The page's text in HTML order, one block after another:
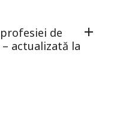
de
actualizată la